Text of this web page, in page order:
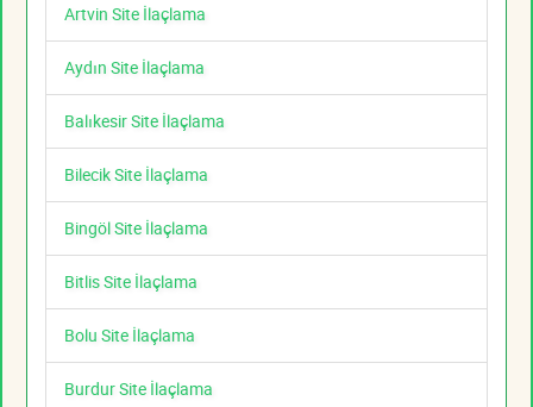
Artvin Site İlaçlama
Aydın Site İlaçlama
Balıkesir Site İlaçlama
Bilecik Site İlaçlama
Bingöl Site İlaçlama
Bitlis Site İlaçlama
Bolu Site İlaçlama
Burdur Site İlaçlama